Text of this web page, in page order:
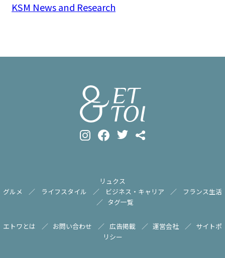
KSM News and Research
リュクス
グルメ
ライフスタイル ビジネス・キャリア
フランス生活
タグ一覧
エトワとは お問い合わせ 広告掲載 運営会社
サイトポ
リシー